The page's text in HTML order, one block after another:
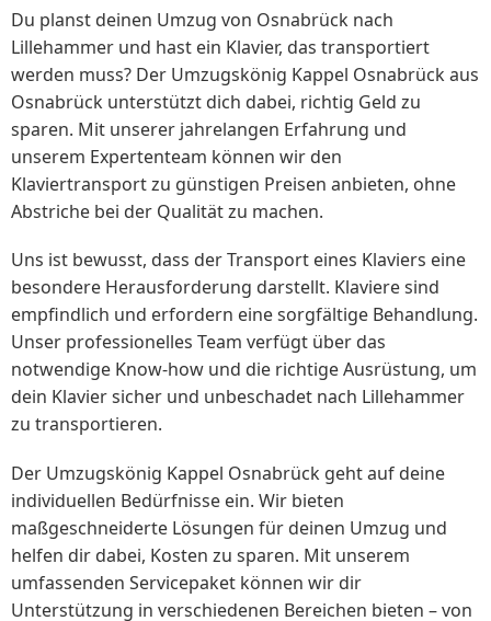
Du planst deinen Umzug von Osnabrück nach
Lillehammer und hast ein Klavier, das transportiert
werden muss? Der Umzugskönig Kappel Osnabrück aus
Osnabrück unterstützt dich dabei, richtig Geld zu
sparen. Mit unserer jahrelangen Erfahrung und
unserem Expertenteam können wir den
Klaviertransport zu günstigen Preisen anbieten, ohne
Abstriche bei der Qualität zu machen.
Uns ist bewusst, dass der Transport eines Klaviers eine
besondere Herausforderung darstellt. Klaviere sind
empfindlich und erfordern eine sorgfältige Behandlung.
Unser professionelles Team verfügt über das
notwendige Know-how und die richtige Ausrüstung, um
dein Klavier sicher und unbeschadet nach Lillehammer
zu transportieren.
Der Umzugskönig Kappel Osnabrück geht auf deine
individuellen Bedürfnisse ein. Wir bieten
maßgeschneiderte Lösungen für deinen Umzug und
helfen dir dabei, Kosten zu sparen. Mit unserem
umfassenden Servicepaket können wir dir
Unterstützung in verschiedenen Bereichen bieten – von